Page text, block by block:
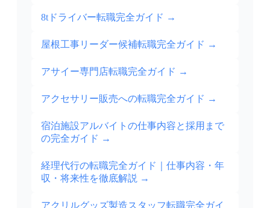
8tドライバー転職完全ガイド →
屋根工事リーダー候補転職完全ガイド →
アサイー専門店転職完全ガイド →
アクセサリー販売への転職完全ガイド →
宿泊施設アルバイトの仕事内容と採用まで
の完全ガイド →
経理代行の転職完全ガイド｜仕事内容・年
収・将来性を徹底解説 →
アクリルグッズ製造スタッフ転職完全ガイ